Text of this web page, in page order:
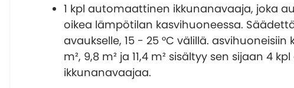
1 kpl automaattinen ikkunanavaaja, joka
oikea lämpötilan kasvihuoneessa.
avaukselle, 15 - 25 °C välillä. asvihuoneisiin
m², 9,8 m² ja 11,4 m² sisältyy sen sijaan 4
ikkunanavaajaa.